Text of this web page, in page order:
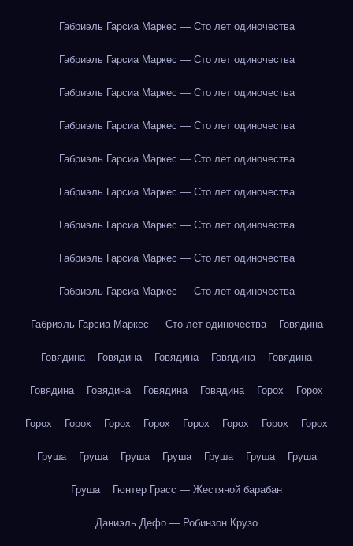
Габриэль Гарсиа Маркес — Сто лет одиночества
Габриэль Гарсиа Маркес — Сто лет одиночества
Габриэль Гарсиа Маркес — Сто лет одиночества
Габриэль Гарсиа Маркес — Сто лет одиночества
Габриэль Гарсиа Маркес — Сто лет одиночества
Габриэль Гарсиа Маркес — Сто лет одиночества
Габриэль Гарсиа Маркес — Сто лет одиночества
Габриэль Гарсиа Маркес — Сто лет одиночества
Габриэль Гарсиа Маркес — Сто лет одиночества
Габриэль Гарсиа Маркес — Сто лет одиночества Говядина
Говядина Говядина Говядина Говядина Говядина
Говядина Говядина Говядина Говядина Горох Горох
Горох Горох Горох Горох Горох Горох Горох Горох
Груша Груша Груша Груша Груша Груша Груша
Груша Гюнтер Грасс — Жестяной барабан
Даниэль Дефо — Робинзон Крузо